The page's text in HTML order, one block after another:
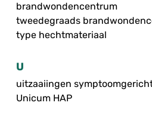
brandwondencentrum
tweedegraads
type hechtmateriaal
U
uitzaaiingen
Unicum HAP